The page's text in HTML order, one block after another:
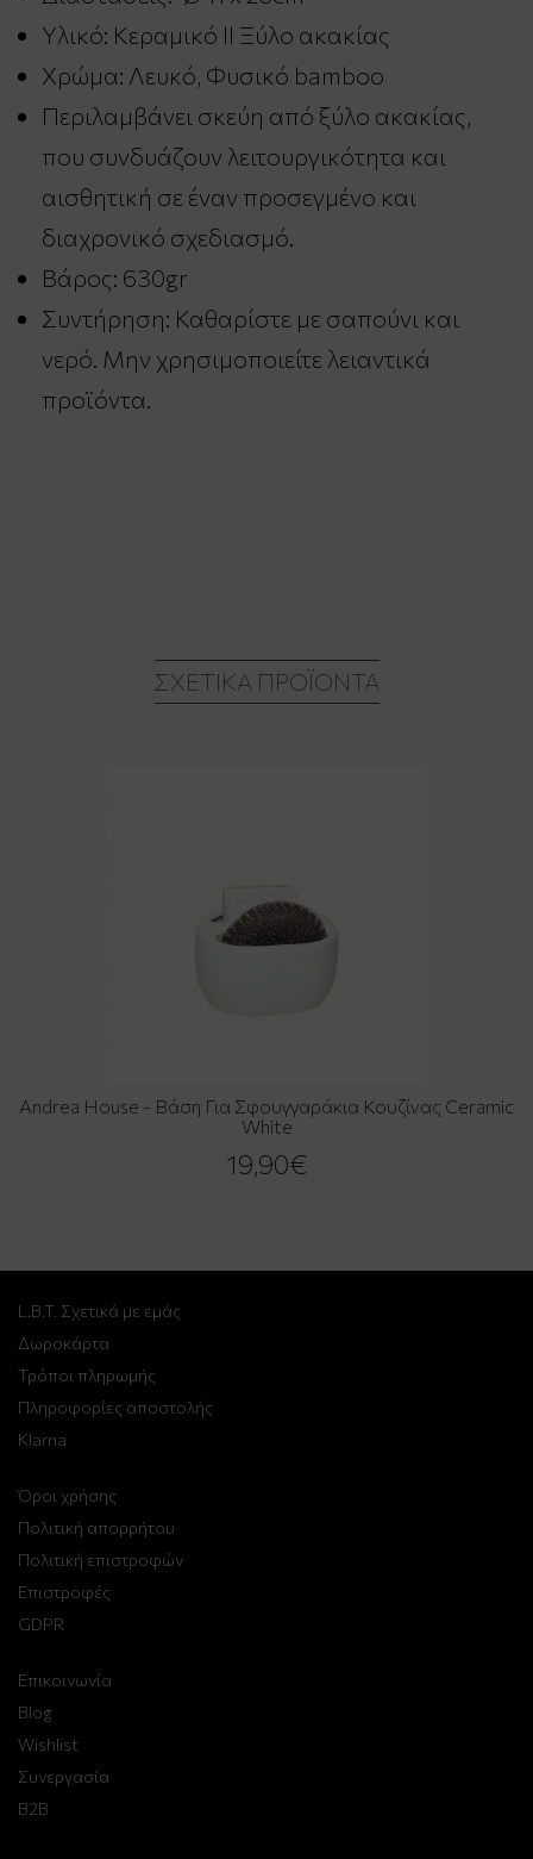
Υλικό: Κεραμικό ll Ξύλο ακακίας
Χρώμα: Λευκό, Φυσικό bamboo
Περιλαμβάνει σκεύη από ξύλο ακακίας,
που συνδυάζουν λειτουργικότητα και
αισθητική σε έναν προσεγμένο και
διαχρονικό σχεδιασμό.
Βάρος: 630gr
Συντήρηση: Καθαρίστε με σαπούνι και
νερό. Μην χρησιμοποιείτε λειαντικά
προϊόντα.
ΣΧΕΤΙΚΆ ΠΡΟΪΌΝΤΑ
Andrea House - Βάση Για Σφουγγαράκια Κουζίνας Ceramic
White
19,90€
L.B.T. Σχετικά με εμάς
Δωροκάρτα
Τρόποι πληρωμής
Πληροφορίες αποστολής
Klarna
Όροι χρήσης
Πολιτική απορρήτου
Πολιτική επιστροφών
Επιστροφές
GDPR
Επικοινωνία
Blog
Wishlist
Συνεργασία
B2B